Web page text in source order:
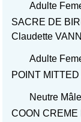
Adulte
SACRE DE
Claudette
Adulte
POINT
Neutre
COON CREME